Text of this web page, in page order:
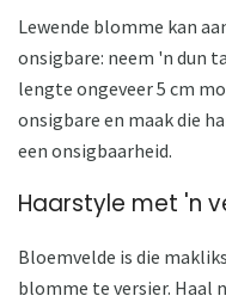
Lewende blomme kan
onsigbare: neem 'n dun
lengte ongeveer 5 cm
onsigbare en maak die
een onsigbaarheid.
Haarstyle met 'n
Bloemvelde is die
blomme te versier. Haal